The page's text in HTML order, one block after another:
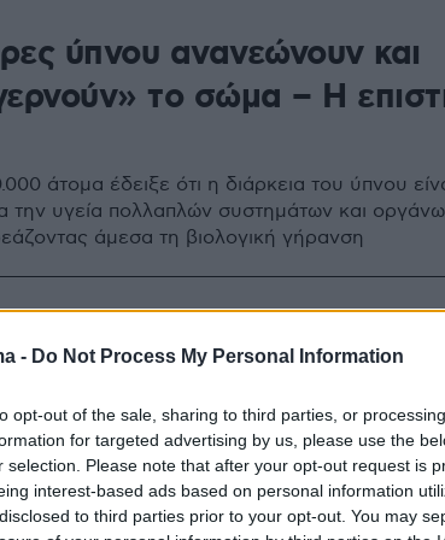
- Do Not Process My Personal Information
opt-out of the sale, sharing to third parties, or
for targeted advertising by us, please use the
selection. Please note that after your opt-out request is
interest-based ads based on personal information
to third parties prior to your opt-out. You may
ύπνου ανανεώνουν και
το σώμα – Η
άτομα έδειξε ότι η διάρκεια του ύπνου
την υγεία πολλαπλών συστημάτων και
άμεσα τη βιολογική γήρανση
που καθυστερεί τη
σύστημα
φαίνεται να επηρεάζει βασικούς βιολογικούς
οφέλη που διαρκούν στον χρόνο